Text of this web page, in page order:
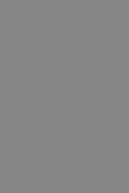
websteder.